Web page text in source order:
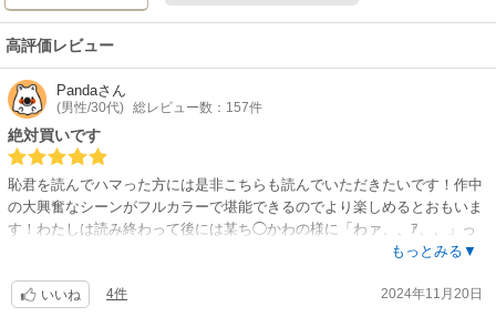
高評価レビュー
Pandaさん
(男性/30代) 総レビュー数：157件
絶対買いです
恥君を読んでハマった方には是非こちらも読んでいただきたいです！作中
の大興奮なシーンがフルカラーで堪能できるのでより楽しめるとおもいま
す！わたしは読み終わって後には某ち◯かわの様に「わァ、、ｱ、、」っ
もっとみる▼
いいね 4件 2024年11月20日